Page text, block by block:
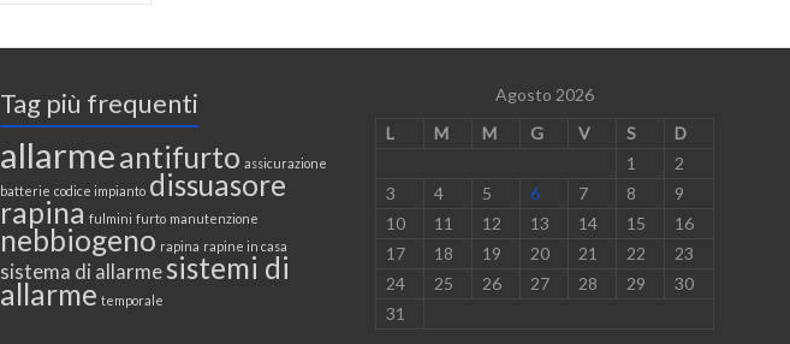
Tag più frequenti
allarmeantifurto assicurazione
batterie codice impianto dissuasore
rapina fulmini furto manutenzione
nebbiogeno rapina rapine in casa
sistema di allarmesistemi di
allarme temporale
Agosto 2026
L
M M G V S
D
1
2
3
4 5 6 7 8
9
10
11 12 13 14 15
16
17
18 19 20 21 22
23
24
25 26 27 28 29
30
31